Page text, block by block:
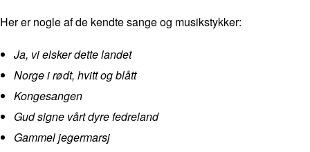
Her er nogle af de kendte sange og musikstykker:
Ja, vi elsker dette landet
Norge i rødt, hvitt og blått
Kongesangen
Gud signe vårt dyre fedreland
Gammel jegermarsj